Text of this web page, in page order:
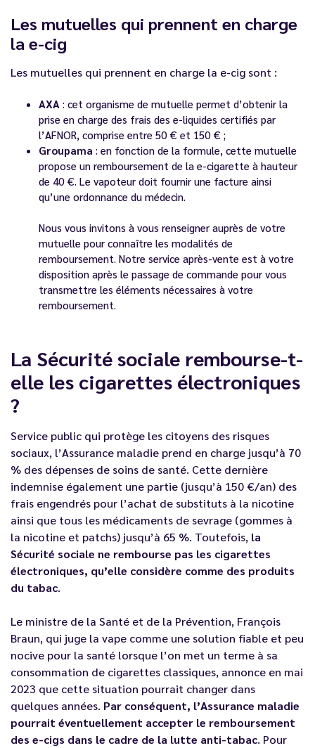
Les mutuelles qui prennent en charge
la e-cig
Les mutuelles qui prennent en charge la e-cig sont :
AXA : cet organisme de mutuelle permet d’obtenir la
prise en charge des frais des e-liquides certifiés par
l’AFNOR, comprise entre 50 € et 150 € ;
Groupama : en fonction de la formule, cette mutuelle
propose un remboursement de la e-cigarette à hauteur
de 40 €. Le vapoteur doit fournir une facture ainsi
qu’une ordonnance du médecin.
Nous vous invitons à vous renseigner auprès de votre
mutuelle pour connaître les modalités de
remboursement. Notre service après-vente est à votre
disposition après le passage de commande pour vous
transmettre les éléments nécessaires à votre
remboursement.
La Sécurité sociale rembourse-t-
elle les cigarettes électroniques
?
Service public qui protège les citoyens des risques
sociaux, l’Assurance maladie prend en charge jusqu’à 70
% des dépenses de soins de santé. Cette dernière
indemnise également une partie (jusqu’à 150 €/an) des
frais engendrés pour l’achat de substituts à la nicotine
ainsi que tous les médicaments de sevrage (gommes à
la nicotine et patchs) jusqu’à 65 %. Toutefois, la
Sécurité sociale ne rembourse pas les cigarettes
électroniques, qu’elle considère comme des produits
du tabac.
Le ministre de la Santé et de la Prévention, François
Braun, qui juge la vape comme une solution fiable et peu
nocive pour la santé lorsque l’on met un terme à sa
consommation de cigarettes classiques, annonce en mai
2023 que cette situation pourrait changer dans
quelques années. Par conséquent, l’Assurance maladie
pourrait éventuellement accepter le remboursement
des e-cigs dans le cadre de la lutte anti-tabac. Pour